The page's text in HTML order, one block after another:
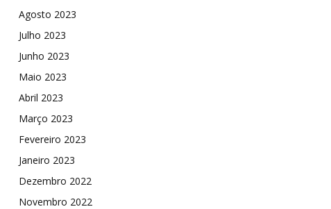
Agosto 2023
Julho 2023
Junho 2023
Maio 2023
Abril 2023
Março 2023
Fevereiro 2023
Janeiro 2023
Dezembro 2022
Novembro 2022